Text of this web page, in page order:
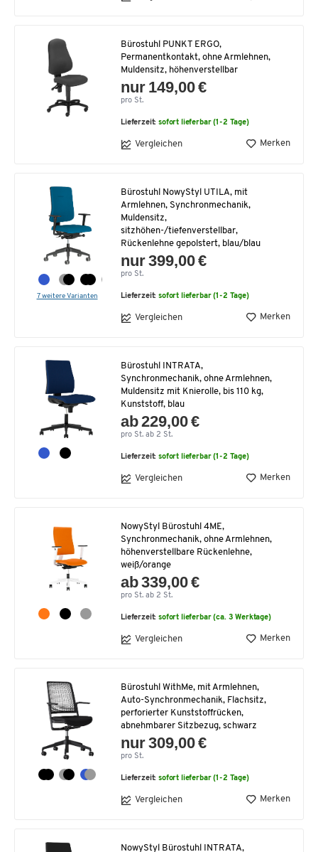
Bürostuhl PUNKT ERGO,
Permanentkontakt, ohne Armlehnen,
Muldensitz, höhenverstellbar
nur 149,00 €
pro St.
Lieferzeit:sofort lieferbar (1-2 Tage)
Vergleichen Merken
7 weitere Varianten
Bürostuhl NowyStyl UTILA, mit
Armlehnen, Synchronmechanik,
Muldensitz,
sitzhöhen-/tiefenverstellbar,
Rückenlehne gepolstert, blau/blau
nur 399,00 €
pro St.
Lieferzeit:sofort lieferbar (1-2 Tage)
Vergleichen Merken
Bürostuhl INTRATA,
Synchronmechanik, ohne Armlehnen,
Muldensitz mit Knierolle, bis 110 kg,
Kunststoff, blau
ab 229,00 €
pro St. ab 2 St.
Lieferzeit:sofort lieferbar (1-2 Tage)
Vergleichen Merken
NowyStyl Bürostuhl 4ME,
Synchronmechanik, ohne Armlehnen,
höhenverstellbare Rückenlehne,
weiß/orange
ab 339,00 €
pro St. ab 2 St.
Lieferzeit:sofort lieferbar (ca. 3 Werktage)
Vergleichen Merken
Bürostuhl WithMe, mit Armlehnen,
Auto-Synchronmechanik, Flachsitz,
perforierter Kunststoffrücken,
abnehmbarer Sitzbezug, schwarz
nur 309,00 €
pro St.
Lieferzeit:sofort lieferbar (1-2 Tage)
Vergleichen Merken
NowyStyl Bürostuhl INTRATA,